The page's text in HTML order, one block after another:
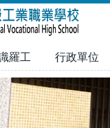
羅工 行政單位